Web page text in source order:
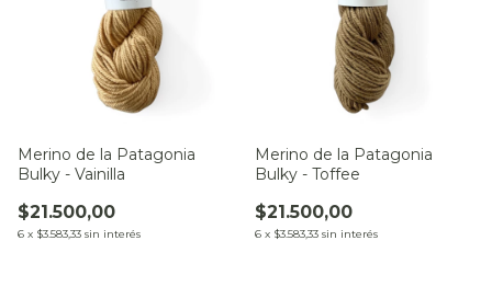
Merino de la Patagonia
Bulky - Vainilla
$21.500,00
6 x $3.583,33 sin interés
Merino de la Patagonia
Bulky - Toffee
$21.500,00
6 x $3.583,33 sin interés